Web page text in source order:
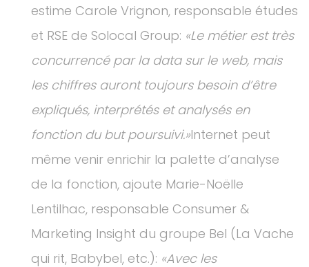
estime Carole Vrignon, responsable études
et RSE de Solocal Group: «Le métier est très
concurrencé par la data sur le web, mais
les chiffres auront toujours besoin d’être
expliqués, interprétés et analysés en
fonction du but poursuivi.»Internet peut
même venir enrichir la palette d’analyse
de la fonction, ajoute Marie-Noëlle
Lentilhac, responsable Consumer &
Marketing Insight du groupe Bel (La Vache
qui rit, Babybel, etc.): «Avec les